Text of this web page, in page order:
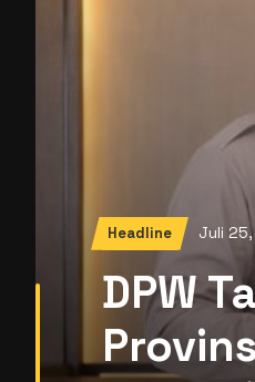
Headline Juli
DPW